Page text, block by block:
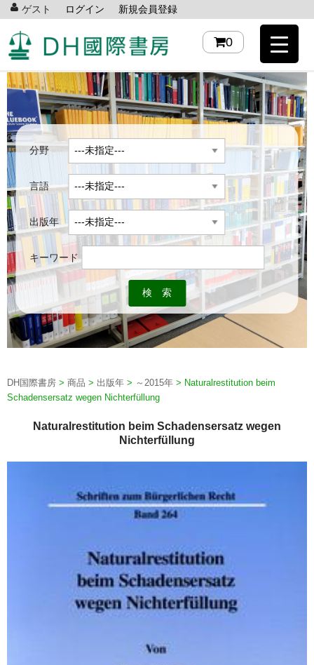
ゲスト ログイン 新規会員登録
0
分野
言語
出版年
キーワード
DH国際書房 > 商品 > 出版年 > ～2015年 > Naturalrestitution beim
Schadensersatz wegen Nichterfüllung
Naturalrestitution beim Schadensersatz wegen
Nichterfüllung